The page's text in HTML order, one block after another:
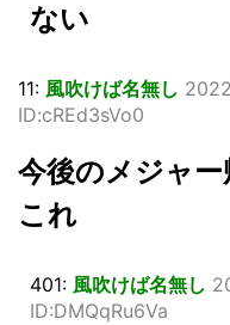
ない
11: 風吹けば名無し
ID:cREd3sVo0
今後のメジャ
これ
401: 風吹けば名無し
ID:DMQqRu6Va